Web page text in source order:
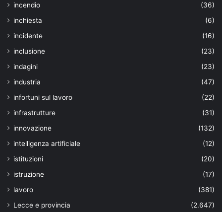
incendio
(36)
inchiesta
(6)
incidente
(16)
inclusione
(23)
indagini
(23)
industria
(47)
infortuni sul lavoro
(22)
infrastrutture
(31)
innovazione
(132)
intelligenza artificiale
(12)
istituzioni
(20)
istruzione
(17)
lavoro
(381)
Lecce e provincia
(2.647)